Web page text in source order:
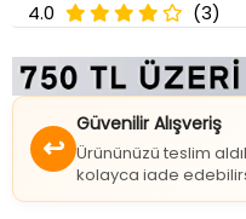
4.0 (3)
↩
Güvenilir Alışveriş
Ürününüzü teslim
kolayca iade